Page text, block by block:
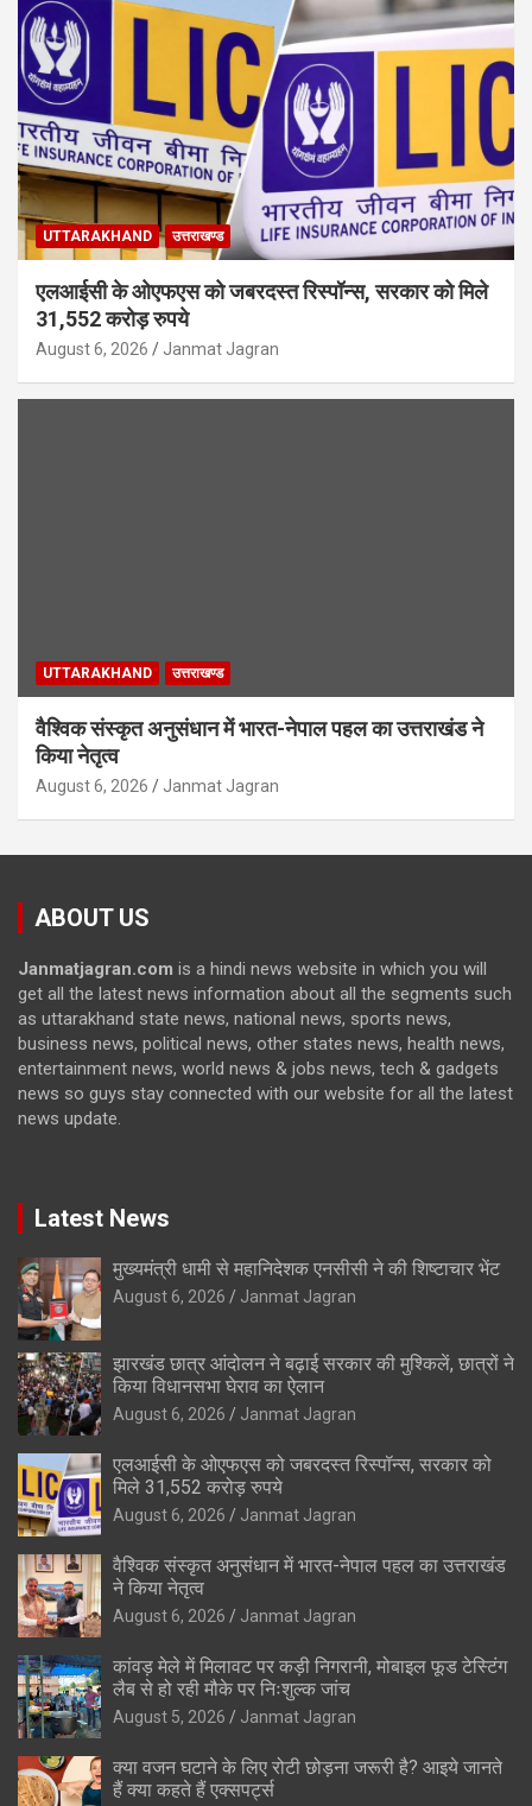
UTTARAKHAND उत्तराखण्ड
एलआईसी के ओएफएस को जबरदस्त रिस्पॉन्स, सरकार को मिले
31,552 करोड़ रुपये
August 6, 2026 Janmat Jagran
UTTARAKHAND उत्तराखण्ड
वैश्विक संस्कृत अनुसंधान में भारत-नेपाल पहल का उत्तराखंड ने
किया नेतृत्व
August 6, 2026 Janmat Jagran
ABOUT US
Janmatjagran.com is a hindi news website in which you will
get all the latest news information about all the segments such
as uttarakhand state news, national news, sports news,
business news, political news, other states news, health news,
entertainment news, world news & jobs news, tech & gadgets
news so guys stay connected with our website for all the latest
news update.
Latest News
मुख्यमंत्री धामी से महानिदेशक एनसीसी ने की शिष्टाचार भेंट
August 6, 2026 Janmat Jagran
झारखंड छात्र आंदोलन ने बढ़ाई सरकार की मुश्किलें, छात्रों ने
किया विधानसभा घेराव का ऐलान
August 6, 2026 Janmat Jagran
एलआईसी के ओएफएस को जबरदस्त रिस्पॉन्स, सरकार को
मिले 31,552 करोड़ रुपये
August 6, 2026 Janmat Jagran
वैश्विक संस्कृत अनुसंधान में भारत-नेपाल पहल का उत्तराखंड
ने किया नेतृत्व
August 6, 2026 Janmat Jagran
कांवड़ मेले में मिलावट पर कड़ी निगरानी, मोबाइल फूड टेस्टिंग
लैब से हो रही मौके पर निःशुल्क जांच
August 5, 2026 Janmat Jagran
क्या वजन घटाने के लिए रोटी छोड़ना जरूरी है? आइये जानते
हैं क्या कहते हैं एक्सपर्ट्स